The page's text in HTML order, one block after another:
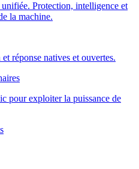
unifiée. Protection, intelligence et
la machine.
réponse natives et ouvertes.
pour exploiter la puissance de